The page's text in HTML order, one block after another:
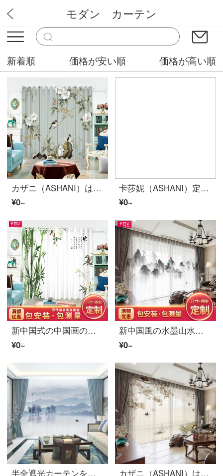
ミステリーカーテンショップ
モダン カーテン
新着順 価格が安い順 価格が高い順
カザニ（ASHANI）は半全遮光カーテンの紗のカーテンをカスタマイズしました。新中国式書房の居間会所の茶室で、中国画の白い花カササギの枝に花が咲いています。
¥0~
卡莎妮（ASHANI）定制现代新中式窗帘布纱客厅国画水墨山水画江南艺术复古典书房遮光飘窗门帘隔断帘 S0433 纱-挂钩宽1米价格/要几米拍几件
¥0~
新中国式の中国画の竹の書道カーテンの古典的な本の風格のカーテンの布紗ホテル会所の茶室の客間の書斎のベランダの遮光の別荘の窓の遮光のカーテンS 0335-竹林の古詩の語の地図の紗-フックの幅の1メートルの価格/何メートルを要して何件か撮影します。
¥0~
新中国風の水墨山水画のカーテンをカスタマイズして、リビングルームの書斎の寝室名宿の別荘ホテルの事務所の紗のカーテンの仕切りのカーテンS 0612紗-フック幅1メートルの価格/何メートルの撮影を要しますか？
¥0~
半全遮光カーテンをカスタマイズして、新中国式ホテルのオフィスのリビングルームのテージの窓の禅意山水紗S 0086-飛燕小舟湖の山水紗-ホック加工/幅1メートルの価格を設定します。
カザニ（ASHANI）は新中国式の古典カーテンの布紗家と万事兴吉祥カササギが窓を揺らして遮光するリビングルームの書斎S 0481-家と万事兴纱-フック幅1メートルの価格/何メートルを要していくつかの写真を撮ります。